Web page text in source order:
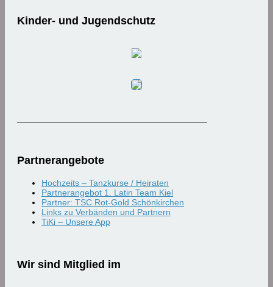
Kinder- und Jugendschutz
Partnerangebote
Hochzeits – Tanzkurse / Heiraten
Partnerangebot 1. Latin Team Kiel
Partner: TSC Rot-Gold Schönkirchen
Links zu Verbänden und Partnern
TiKi – Unsere App
Wir sind Mitglied im